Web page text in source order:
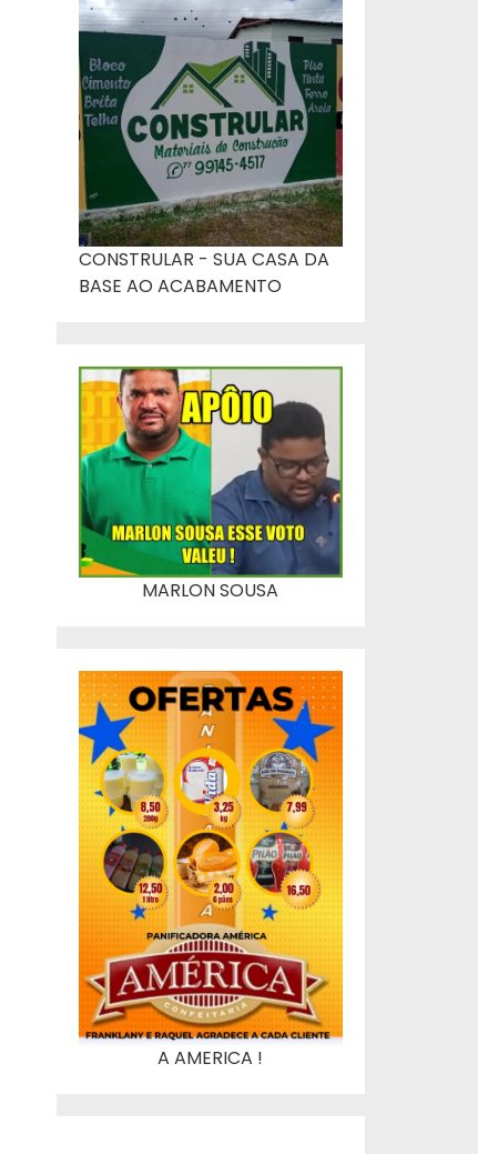
CONSTRULAR - SUA CASA DA
BASE AO ACABAMENTO
MARLON SOUSA
A AMERICA !